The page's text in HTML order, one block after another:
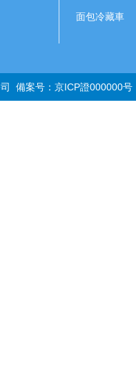
面包冷藏車
備案号： 京ICP證000000号